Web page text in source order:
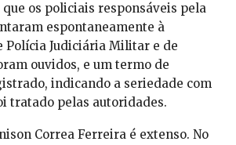
os policiais responsáveis pela
espontaneamente à
Polícia Judiciária Militar e de
ouvidos, e um termo de
indicando a seriedade com
tratado pelas autoridades.
Correa Ferreira é extenso. No